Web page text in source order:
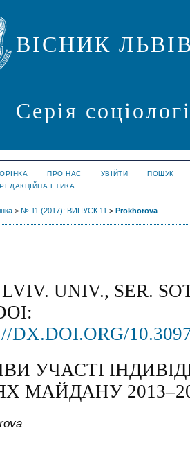
ВІСНИК
Серія
ПРО НАС УВІЙТИ
ПОШУК
РЕДАКЦІЙНА ЕТИКА
> № 11 (2017): ВИПУСК 11 > Prokhorova
UNIV., SER.
DX.DOI.ORG/
УЧАСТІ
МАЙДАНУ